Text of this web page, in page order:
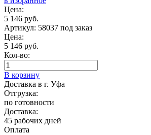
Цена:
5 146 руб.
Артикул: 58037 под заказ
Цена:
5 146 руб.
Кол-во:
В корзину
Доставка в г. Уфа
Отгрузка:
по готовности
Доставка:
45 рабочих дней
Оплата